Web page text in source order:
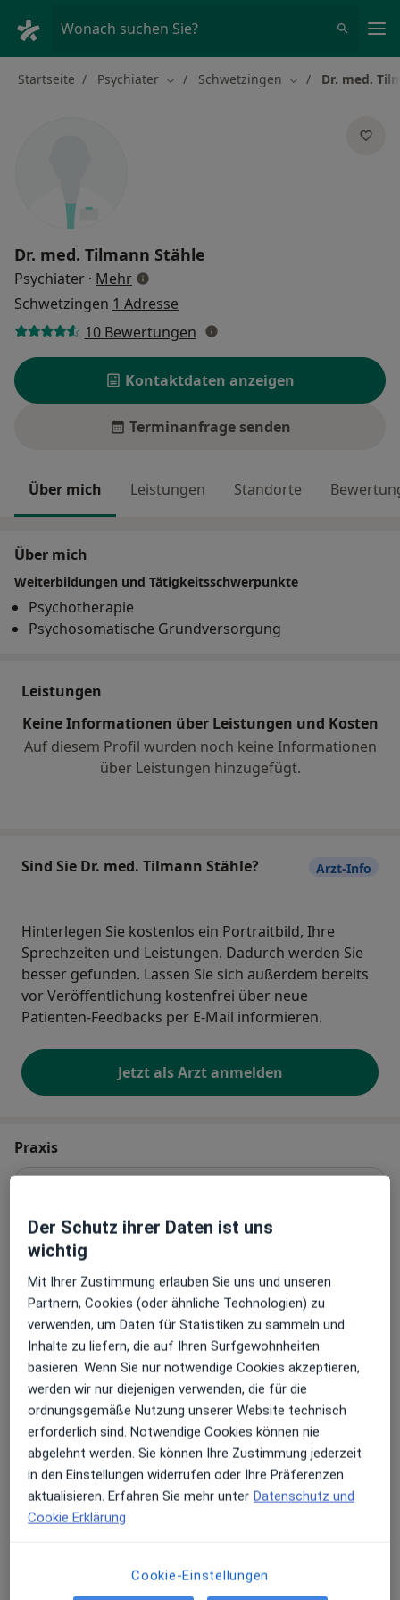
Wonach suchen Sie?
Startseite Psychiater Stadt ändern
Schwetzingen Stadt ändern
Dr. med.
Dr. med. Tilmann Stähle
Psychiater · Mehrüber Spezialisierungen
Schwetzingen 1 Adresse
10 Bewertungen
Kontaktdaten anzeigen
Terminanfrage senden
Über mich Leistungen Standorte
Über mich
Weiterbildungen und Tätigkeitsschwerpunkte
Psychotherapie
Psychosomatische Grundversorgung
Leistungen
Keine Informationen über Leistungen und Kosten
Auf diesem Profil wurden noch keine Informationen
über Leistungen hinzugefügt.
Sind Sie Dr. med. Tilmann Stähle? Arzt-Info
Hinterlegen Sie kostenlos ein Portraitbild, Ihre
Sprechzeiten und Leistungen. Dadurch werden Sie
besser gefunden. Lassen Sie sich außerdem bereits
vor Veröffentlichung kostenfrei über neue
Patienten-Feedbacks per E-Mail informieren.
Jetzt als Arzt anmelden
Praxis
Betsche
Mannheimer Str. 14,68723Schwetzingen
Zu Google Mapsöffnet in einer neuen
Verfügbarkeit
Dr. med. Tilmann Stähle bietet an diesem Standort
über Jameda keine Online-Terminbuchung an
Zahlungsmodalitäten (private Besuche)
Akzeptierte Versicherungen
Details
Telefonnummer
Mehr Details anzeigen
Der Schutz ihrer Daten ist uns
wichtig
Mit Ihrer Zustimmung erlauben Sie uns und unseren
Partnern, Cookies (oder ähnliche Technologien) zu
verwenden, um Daten für Statistiken zu sammeln und
Inhalte zu liefern, die auf Ihren Surfgewohnheiten
basieren. Wenn Sie nur notwendige Cookies akzeptieren,
werden wir nur diejenigen verwenden, die für die
ordnungsgemäße Nutzung unserer Website technisch
erforderlich sind. Notwendige Cookies können nie
abgelehnt werden. Sie können Ihre Zustimmung jederzeit
in den Einstellungen widerrufen oder Ihre Präferenzen
aktualisieren. Erfahren Sie mehr unter Datenschutz und
Cookie Erklärung
Cookie-Einstellungen